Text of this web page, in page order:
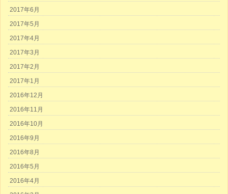
2017年6月
2017年5月
2017年4月
2017年3月
2017年2月
2017年1月
2016年12月
2016年11月
2016年10月
2016年9月
2016年8月
2016年5月
2016年4月